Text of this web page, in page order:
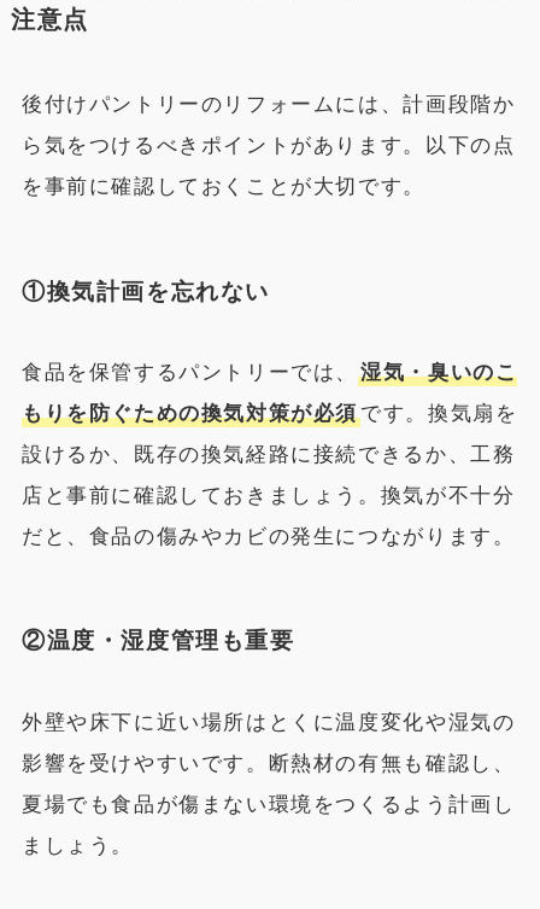
注意点
後付けパントリーのリフォームには、計画段階か
ら気をつけるべきポイントがあります。以下の点
を事前に確認しておくことが大切です。
①換気計画を忘れない
食品を保管するパントリーでは、湿気・臭いのこ
もりを防ぐための換気対策が必須です。換気扇を
設けるか、既存の換気経路に接続できるか、工務
店と事前に確認しておきましょう。換気が不十分
だと、食品の傷みやカビの発生につながります。
②温度・湿度管理も重要
外壁や床下に近い場所はとくに温度変化や湿気の
影響を受けやすいです。断熱材の有無も確認し、
夏場でも食品が傷まない環境をつくるよう計画し
ましょう。